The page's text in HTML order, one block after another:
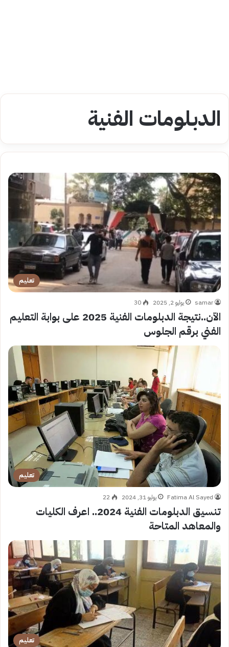
الدبلومات الفنية
تعليم
samar يوليو 2, 2025 30
الآن..نتيجة الدبلومات الفنية 2025 على بوابة التعليم
الفني برقم الجلوس
تعليم
Fatima Al Sayed يوليو 31, 2024 22
تنسيق الدبلومات الفنية 2024.. اعرف الكليات
والمعاهد المتاحة
تعليم